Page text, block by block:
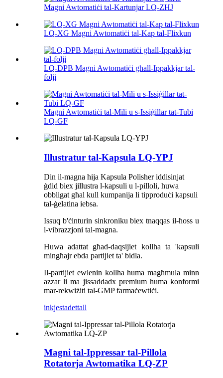
Magni Awtomatiċi tal-Kartunjar LQ-ZHJ
LQ-XG Magni Awtomatiċi tal-Kap tal-Flixkun
LQ-DPB Magni Awtomatiċi għall-Ippakkjar tal-
folji
Magni Awtomatiċi tal-Mili u s-Issiġillar tat-Tubi
LQ-GF
Illustratur tal-Kapsula LQ-YPJ
Din il-magna hija Kapsula Polisher iddisinjat
ġdid biex jillustra l-kapsuli u l-pilloli, huwa
obbligat għal kull kumpanija li tipproduċi kapsuli
tal-ġelatina iebsa.
Issuq b'ċinturin sinkroniku biex tnaqqas il-ħoss u
l-vibrazzjoni tal-magna.
Huwa adattat għad-daqsijiet kollha ta 'kapsuli
mingħajr ebda partijiet ta' bidla.
Il-partijiet ewlenin kollha huma magħmula minn
azzar li ma jissaddadx premium huma konformi
mar-rekwiżiti tal-GMP farmaċewtiċi.
inkjestadettall
Magni tal-Ippressar tal-Pillola
Rotatorja Awtomatika LQ-ZP